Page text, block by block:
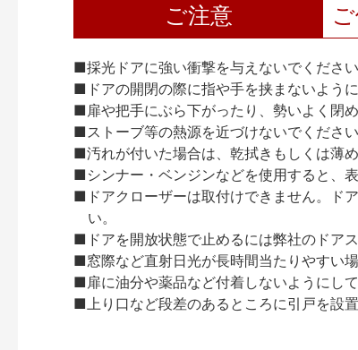
ご注意
■採光ドアに強い衝撃を与えないでくださ
■ドアの開閉の際に指や手を挟まないように
■扉や把手にぶら下がったり、勢いよく閉
■ストーブ等の熱源を近づけないでくださ
■汚れが付いた場合は、乾拭きもしくは薄
■シンナー・ベンジンなどを使用すると、
■ドアクローザーは取付けできません。ド
い。
■ドアを開放状態で止めるには弊社のドア
■窓際など直射日光が長時間当たりやすい
■扉に油分や薬品など付着しないようにし
■上り口など段差のあるところに引戸を設